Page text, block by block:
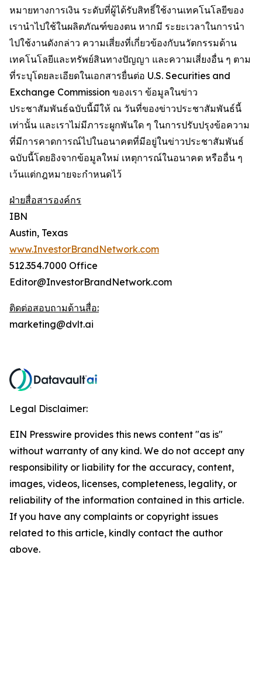
หมายทางการเงิน ระดับที่ผู้ได้รับสิทธิ์ใช้งานเทคโนโลยีของ
เรานำไปใช้ในผลิตภัณฑ์ของตน หากมี ระยะเวลาในการนำ
ไปใช้งานดังกล่าว ความเสี่ยงที่เกี่ยวข้องกับนวัตกรรมด้าน
เทคโนโลยีและทรัพย์สินทางปัญญา และความเสี่ยงอื่น ๆ ตาม
ที่ระบุโดยละเอียดในเอกสารยื่นต่อ U.S. Securities and
Exchange Commission ของเรา ข้อมูลในข่าว
ประชาสัมพันธ์ฉบับนี้มีให้ ณ วันที่ของข่าวประชาสัมพันธ์นี้
เท่านั้น และเราไม่มีภาระผูกพันใด ๆ ในการปรับปรุงข้อความ
ที่มีการคาดการณ์ไปในอนาคตที่มีอยู่ในข่าวประชาสัมพันธ์
ฉบับนี้โดยอิงจากข้อมูลใหม่ เหตุการณ์ในอนาคต หรืออื่น ๆ
เว้นแต่กฎหมายจะกำหนดไว้
ฝ่ายสื่อสารองค์กร
IBN
Austin, Texas
www.InvestorBrandNetwork.com
512.354.7000 Office
Editor@InvestorBrandNetwork.com
ติดต่อสอบถามด้านสื่อ:
marketing@dvlt.ai
Legal Disclaimer:
EIN Presswire provides this news content "as is"
without warranty of any kind. We do not accept any
responsibility or liability for the accuracy, content,
images, videos, licenses, completeness, legality, or
reliability of the information contained in this article.
If you have any complaints or copyright issues
related to this article, kindly contact the author
above.